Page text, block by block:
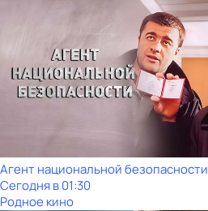
Агент национальной безопасности
Сегодня в 01:30
Родное кино